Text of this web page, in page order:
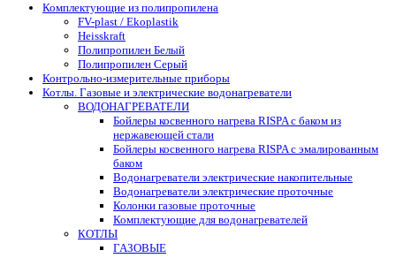
Комплектующие из полипропилена
FV-plast / Ekoplastik
Heisskraft
Полипропилен Белый
Полипропилен Серый
Контрольно-измерительные приборы
Котлы. Газовые и электрические водонагреватели
ВОДОНАГРЕВАТЕЛИ
Бойлеры косвенного нагрева RISPA с баком из
нержавеющей стали
Бойлеры косвенного нагрева RISPA с эмалированным
баком
Водонагреватели электрические накопительные
Водонагреватели электрические проточные
Колонки газовые проточные
Комплектующие для водонагревателей
КОТЛЫ
ГАЗОВЫЕ